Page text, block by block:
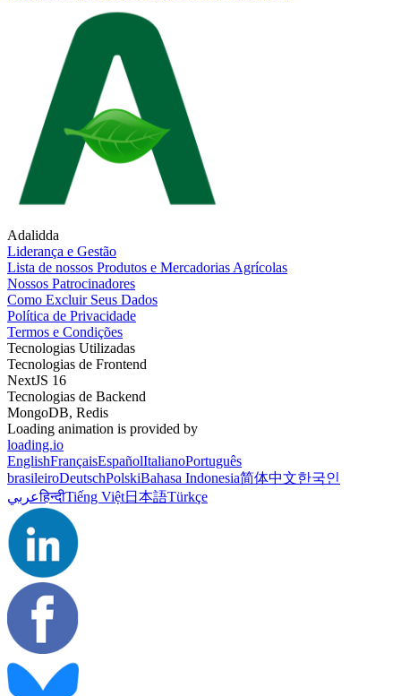
Adalidda
Liderança e Gestão
Lista de nossos Produtos e Mercadorias Agrícolas
Nossos Patrocinadores
Como Excluir Seus Dados
Política de Privacidade
Termos e Condições
Tecnologias Utilizadas
Tecnologias de Frontend
NextJS 16
Tecnologias de Backend
MongoDB, Redis
Loading animation is provided by
loading.io
EnglishFrançaisEspañolItalianoPortuguês
brasileiroDeutschPolskiBahasa Indonesia简体中文한국인
عربيहिन्दीTiếng Việt日本語Türkçe